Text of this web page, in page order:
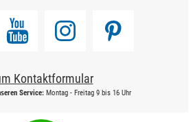
Kontaktformular
Service:Montag - Freitag 9 bis 16 Uhr